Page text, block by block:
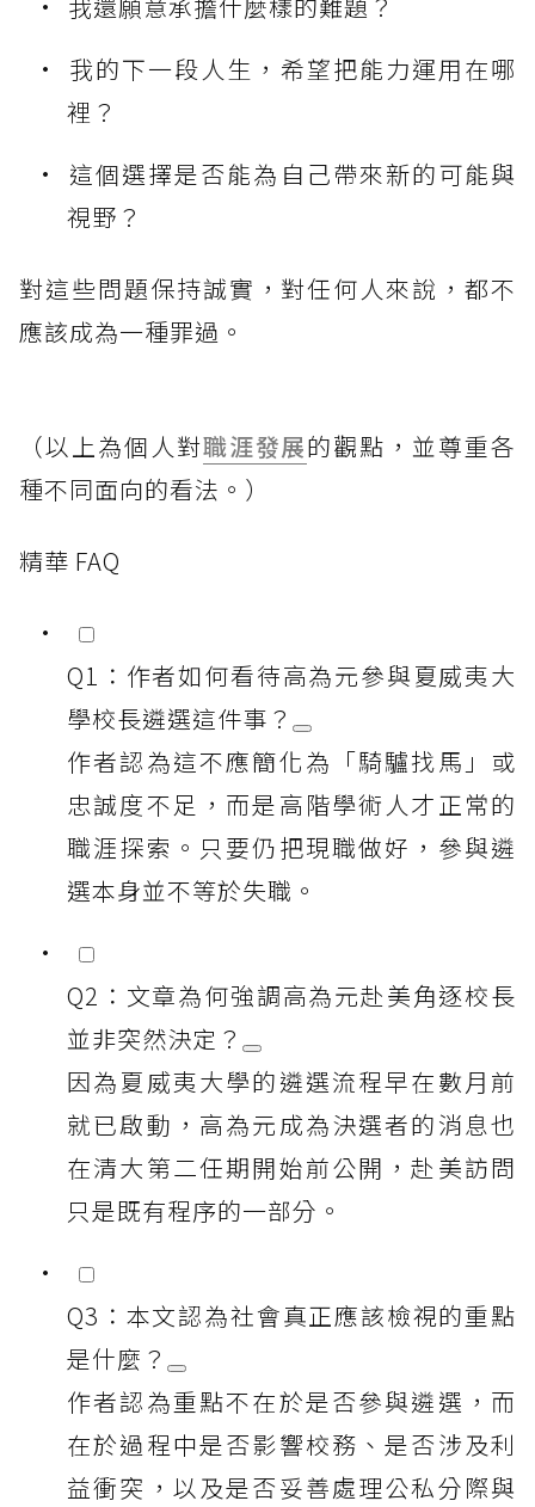
我還願意承擔什麼樣的難題？
我的下一段人生，希望把能力運用在哪
裡？
這個選擇是否能為自己帶來新的可能與
視野？
對這些問題保持誠實，對任何人來說，都不
應該成為一種罪過。
（以上為個人對職涯發展的觀點，並尊重各
種不同面向的看法。）
精華 FAQ
Q1：作者如何看待高為元參與夏威夷大
學校長遴選這件事？
作者認為這不應簡化為「騎驢找馬」或
忠誠度不足，而是高階學術人才正常的
職涯探索。只要仍把現職做好，參與遴
選本身並不等於失職。
Q2：文章為何強調高為元赴美角逐校長
並非突然決定？
因為夏威夷大學的遴選流程早在數月前
就已啟動，高為元成為決選者的消息也
在清大第二任期開始前公開，赴美訪問
只是既有程序的一部分。
Q3：本文認為社會真正應該檢視的重點
是什麼？
作者認為重點不在於是否參與遴選，而
在於過程中是否影響校務、是否涉及利
益衝突，以及是否妥善處理公私分際與